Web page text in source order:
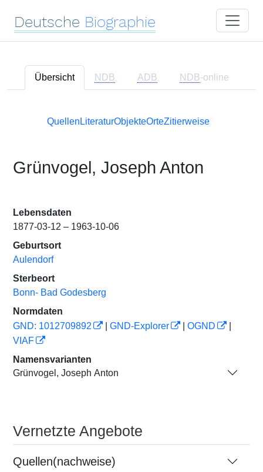
Deutsche Biographie
Übersicht NDB ADB NDB-online
Quellen LiteraturObjekteOrteZitierweise
Grünvogel, Joseph Anton
Lebensdaten
1877-03-12 – 1963-10-06
Geburtsort
Aulendorf
Sterbeort
Bonn- Bad Godesberg
Normdaten
GND: 1012709892
GND-Explorer OGND
VIAF
Namensvarianten
Grünvogel, Joseph Anton
Vernetzte Angebote
Quellen(nachweise)